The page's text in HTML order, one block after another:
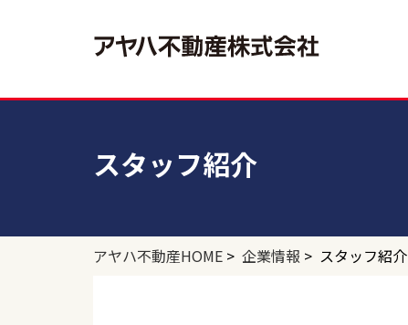
注文住宅・建て替え
売買物件
アヤハ不動産の物件検索
賃貸物
アヤ
収益物件
アヤハ不動産の住まいづくり
スタッフ紹介
アヤハ不動産HOME > 企業情報 > スタッフ紹介